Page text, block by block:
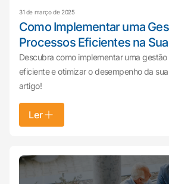
31 de março de 2025
Como Implementar uma
Processos Eficientes na
Descubra como implementar uma
eficiente e otimizar o desempenho da
artigo!
Ler